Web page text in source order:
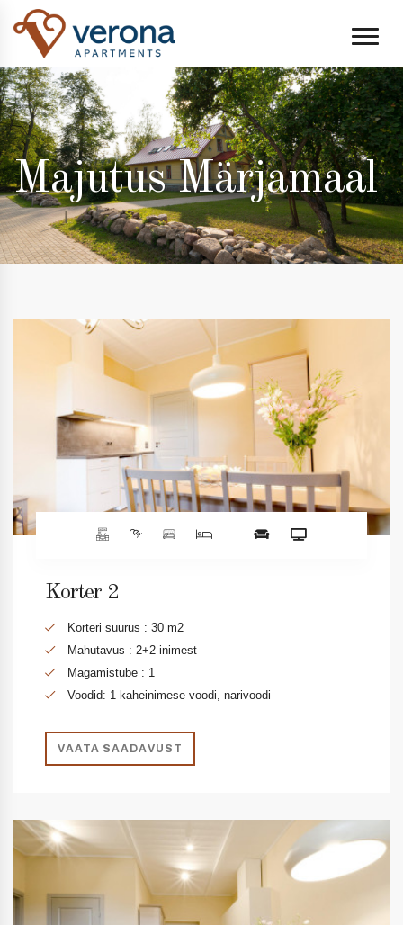
;
Majutus Märjamaal
Korter 2
Korteri suurus : 30 m2
Mahutavus : 2+2 inimest
Magamistube : 1
Voodid: 1 kaheinimese voodi, narivoodi
VAATA SAADAVUST